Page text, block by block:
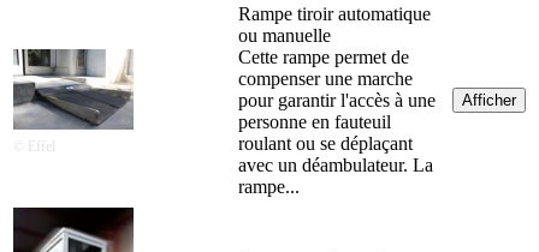
© Effel
Rampe tiroir automatique
ou manuelle
Cette rampe permet de
compenser une marche
pour garantir l'accès à une
personne en fauteuil
roulant ou se déplaçant
avec un déambulateur. La
rampe...
Afficher